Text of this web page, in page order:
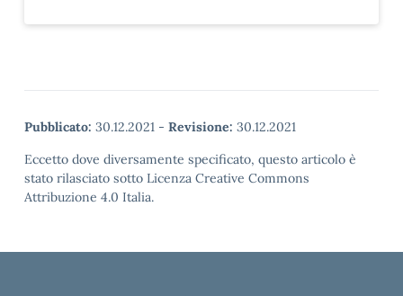
Pubblicato: 30.12.2021 - Revisione: 30.12.2021
Eccetto dove diversamente specificato, questo articolo è
stato rilasciato sotto Licenza Creative Commons
Attribuzione 4.0 Italia.